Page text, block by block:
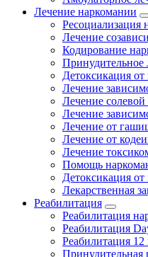
Лечение наркомании
Ресоциализация
Лечение
Кодирование
Принудительное
Детоксикация от
Лечение
Лечение солевой
Лечение
Лечение от
Лечение от
Лечение
Помощь
Детоксикация
Лекарственная
Реабилитация
Реабилитация
Реабилитация
Реабилитация 12
Принудительная